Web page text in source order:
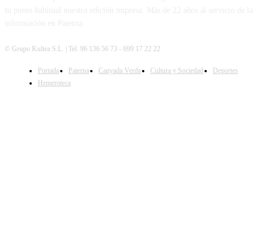
SÍGUENOS
© Grupo Kultea S.L. | Tel. 96 136 56 73 - 699 17 22 22
Portada Paterna Canyada Verda Cultura y Sociedad
Deportes
Hemeroteca